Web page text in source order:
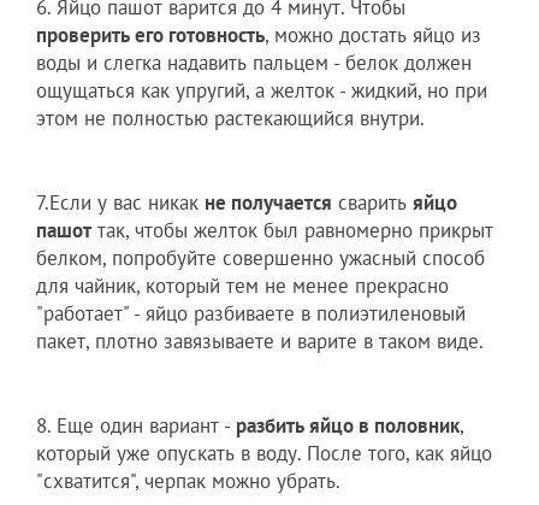
6. Яйцо пашот варится до 4 минут. Чтобы
проверить его готовность, можно достать яйцо из
воды и слегка надавить пальцем - белок должен
ощущаться как упругий, а желток - жидкий, но при
этом не полностью растекающийся внутри.
7.Если у вас никак не получается сварить яйцо
пашот так, чтобы желток был равномерно прикрыт
белком, попробуйте совершенно ужасный способ
для чайник, который тем не менее прекрасно
"работает" - яйцо разбиваете в полиэтиленовый
пакет, плотно завязываете и варите в таком виде.
8. Еще один вариант - разбить яйцо в половник,
который уже опускать в воду. После того, как яйцо
"схватится", черпак можно убрать.